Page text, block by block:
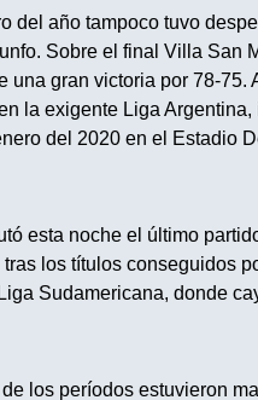
del año tampoco tuvo
Sobre el final Villa San
una gran victoria por 78-
la exigente Liga
del 2020 en el Estadio
esta noche el último
los títulos conseguidos
Sudamericana, donde
los períodos estuvieron